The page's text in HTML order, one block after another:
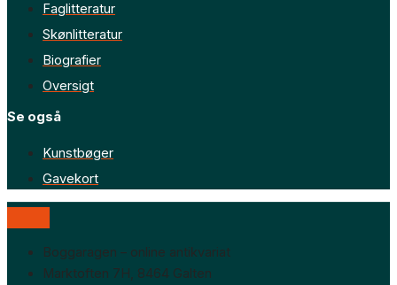
Faglitteratur
Skønlitteratur
Biografier
Oversigt
Se også
Kunstbøger
Gavekort
Boggaragen – online antikvariat
Marktoften 7H, 8464 Galten